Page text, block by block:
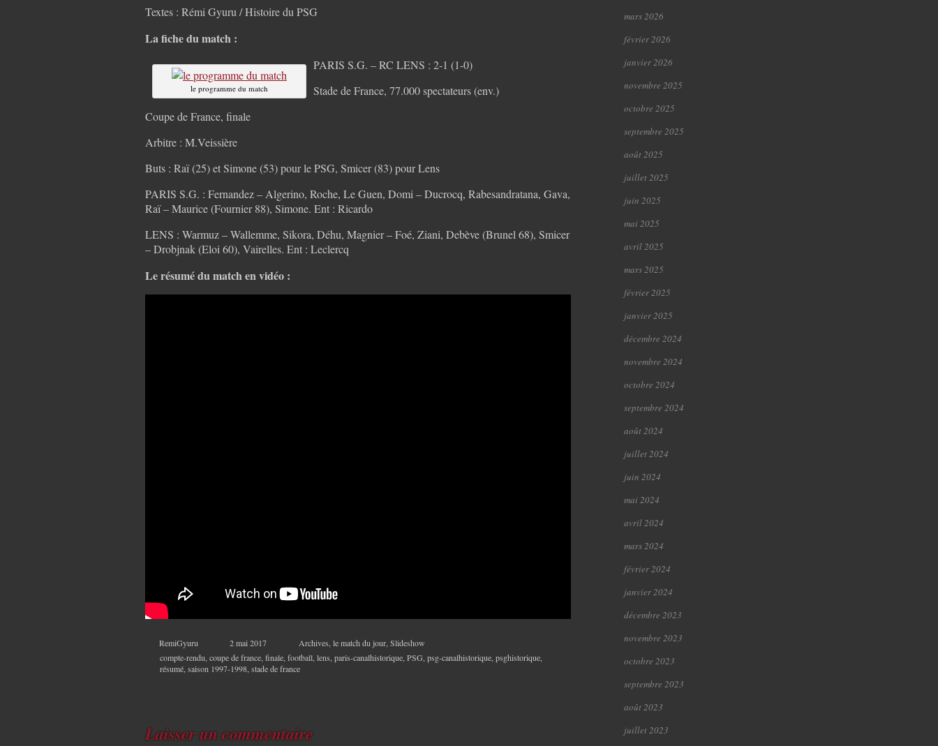
Textes : Rémi Gyuru / Histoire du PSG
La fiche du match :
le programme du match
PARIS S.G. – RC LENS : 2-1 (1-0)
Stade de France, 77.000 spectateurs (env.)
Coupe de France, finale
Arbitre : M.Veissière
Buts : Raï (25) et Simone (53) pour le PSG, Smicer (83) pour Lens
PARIS S.G. : Fernandez – Algerino, Roche, Le Guen, Domi – Ducrocq, Rabesandratana, Gava,
Raï – Maurice (Fournier 88), Simone. Ent : Ricardo
LENS : Warmuz – Wallemme, Sikora, Déhu, Magnier – Foé, Ziani, Debève (Brunel 68), Smicer
– Drobjnak (Eloi 60), Vairelles. Ent : Leclercq
Le résumé du match en vidéo :
RemiGyuru 2 mai 2017 Archives le match du jour Slideshow
compte-rendu coupe de france finale football lens paris-canalhistorique PSG psg-canalhistorique psghistorique
résumé saison 1997-1998 stade de france
Laisser un commentaire
mars 2026
février 2026
janvier 2026
novembre 2025
octobre 2025
septembre 2025
août 2025
juillet 2025
juin 2025
mai 2025
avril 2025
mars 2025
février 2025
janvier 2025
décembre 2024
novembre 2024
octobre 2024
septembre 2024
août 2024
juillet 2024
juin 2024
mai 2024
avril 2024
mars 2024
février 2024
janvier 2024
décembre 2023
novembre 2023
octobre 2023
septembre 2023
août 2023
juillet 2023